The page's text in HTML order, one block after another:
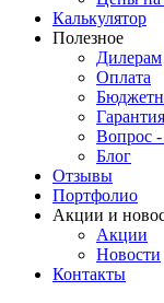
Калькулятор
Полезное
Дилерам
Оплата
Гарантия
Вопрос -
Блог
Отзывы
Портфолио
Акции и
Акции
Новости
Контакты